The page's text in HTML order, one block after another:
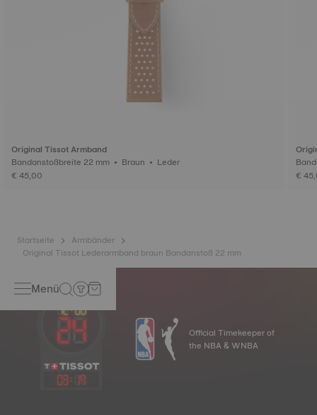
Original Tissot Armband
Bandanstoßbreite 22 mm • Braun • Leder
€ 45,00
€
Startseite
Armbänder
Original Tissot Lederarmband braun Bandanstoß 22 mm
Menü
03: 19
Official Timekeeper of
the NBA & WNBA